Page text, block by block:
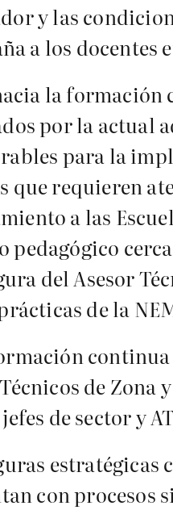
y las
a los docentes
la formación
por la
para la
que requieren
a las
del Asesor
de la
de
de sector y
con